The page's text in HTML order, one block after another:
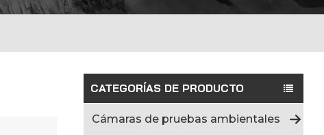
Español
بالعربية
Português
CATEGORÍAS DE PRODUCTO
Cámaras de pruebas ambientales